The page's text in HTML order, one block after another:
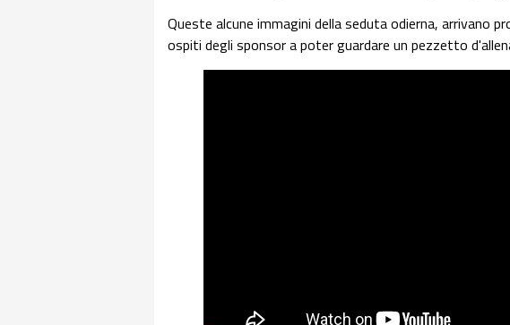
Queste alcune immagini della seduta odierna, arrivano
ospiti degli sponsor a poter guardare un pezzetto